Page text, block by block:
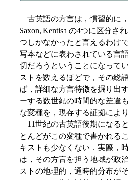
古英語の方言は，慣習的に，
Saxon, Kentish の4つに区分さ
つしかなかったと言えるわけ
写本などに表わされている言
切だろうということになって
ストを数えるほどで，その総
ば，詳細な方言特徴を掘り出
ーする数世紀の時間的な差違
な変種を，現存する証拠によ
11世紀の古英語後期になる
とんどがこの変種で書かれる
キストも少なくない．実際，
は，その方言を担う地域が政
ストの地理的，通時的分布が